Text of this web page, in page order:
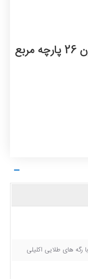
های طلایی اکلیلی